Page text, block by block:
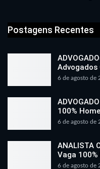
Postagens Recentes
Advogados
6 de agosto de
100%
6 de agosto de
ANALISTA
Vaga
6 de agosto de